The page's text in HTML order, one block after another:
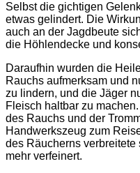
Selbst die gichtigen
etwas gelindert. Die
auch an der Jagdbeute
die Höhlendecke und
Daraufhin wurden die
Rauchs aufmerksam und
zu lindern, und die Jäger
Fleisch haltbar zu
des Rauchs und der
Handwerkszeug zum
des Räucherns
mehr verfeinert.